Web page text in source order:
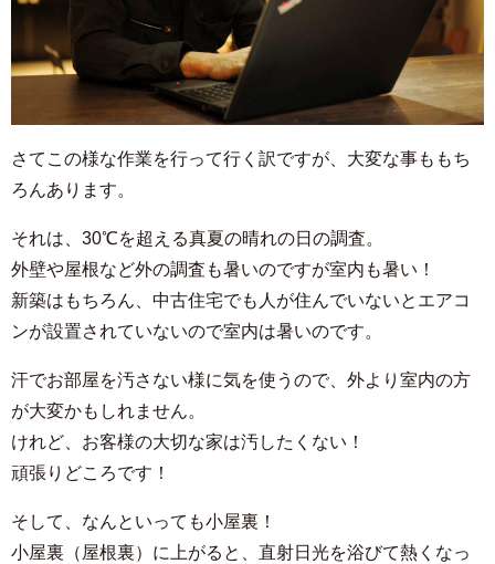
さてこの様な作業を行って行く訳ですが、大変な事ももち
ろんあります。
それは、30℃を超える真夏の晴れの日の調査。
外壁や屋根など外の調査も暑いのですが室内も暑い！
新築はもちろん、中古住宅でも人が住んでいないとエアコ
ンが設置されていないので室内は暑いのです。
汗でお部屋を汚さない様に気を使うので、外より室内の方
が大変かもしれません。
けれど、お客様の大切な家は汚したくない！
頑張りどころです！
そして、なんといっても小屋裏！
小屋裏（屋根裏）に上がると、直射日光を浴びて熱くなっ